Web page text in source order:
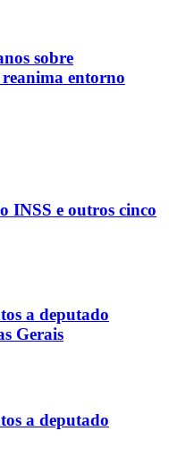
sobre
entorno
INSS e outros cinco
a deputado
Gerais
a deputado